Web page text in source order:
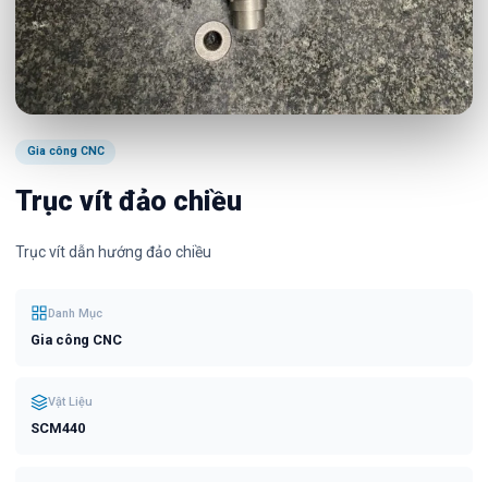
Gia công CNC
Trục vít đảo chiều
Trục vít dẫn hướng đảo chiều
Danh Mục
Gia công CNC
Vật Liệu
SCM440